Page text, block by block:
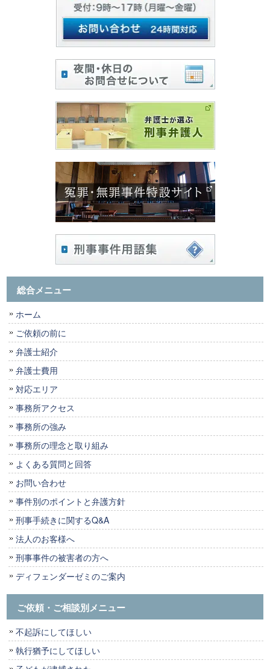
総合メニュー
ホーム
ご依頼の前に
弁護士紹介
弁護士費用
対応エリア
事務所アクセス
事務所の強み
事務所の理念と取り組み
よくある質問と回答
お問い合わせ
事件別のポイントと弁護方針
刑事手続きに関するQ&A
法人のお客様へ
刑事事件の被害者の方へ
ディフェンダーゼミのご案内
ご依頼・ご相談別メニュー
不起訴にしてほしい
執行猶予にしてほしい